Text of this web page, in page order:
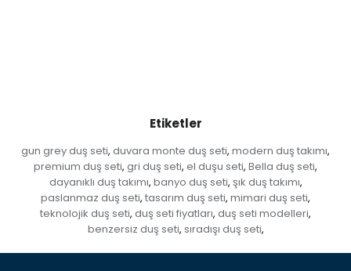
Etiketler
gun grey duş seti, duvara monte duş seti, modern duş takımı,
premium duş seti, gri duş seti, el duşu seti, Bella duş seti,
dayanıklı duş takımı, banyo duş seti, şık duş takımı,
paslanmaz duş seti, tasarım duş seti, mimari duş seti,
teknolojik duş seti, duş seti fiyatları, duş seti modelleri,
benzersiz duş seti, sıradışı duş seti,